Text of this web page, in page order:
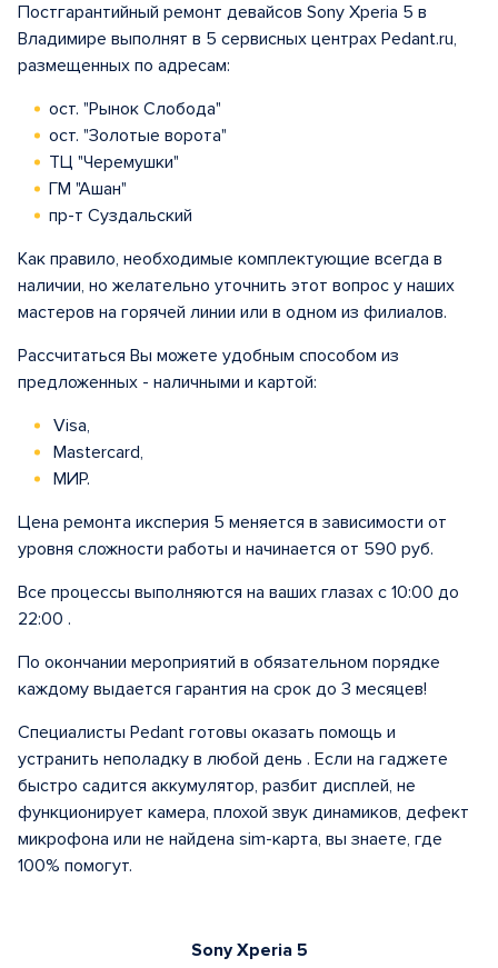
Sony Xperia 5
Постгарантийный ремонт девайсов Sony Xperia 5 в
Владимире выполнят в 5 сервисных центрах Pedant.ru,
размещенных по адресам:
ост. "Рынок Слобода"
ост. "Золотые ворота"
ТЦ "Черемушки"
ГМ "Ашан"
пр-т Суздальский
Как правило, необходимые комплектующие всегда в
наличии, но желательно уточнить этот вопрос у наших
мастеров на горячей линии или в одном из филиалов.
Рассчитаться Вы можете удобным способом из
предложенных - наличными и картой:
Visa,
Mastercard,
МИР.
Цена ремонта иксперия 5 меняется в зависимости от
уровня сложности работы и начинается от 590 руб.
Все процессы выполняются на ваших глазах с 10:00 до
22:00 .
По окончании мероприятий в обязательном порядке
каждому выдается гарантия на срок до 3 месяцев!
Специалисты Pedant готовы оказать помощь и
устранить неполадку в любой день . Если на гаджете
быстро садится аккумулятор, разбит дисплей, не
функционирует камера, плохой звук динамиков, дефект
микрофона или не найдена sim-карта, вы знаете, где
100% помогут.